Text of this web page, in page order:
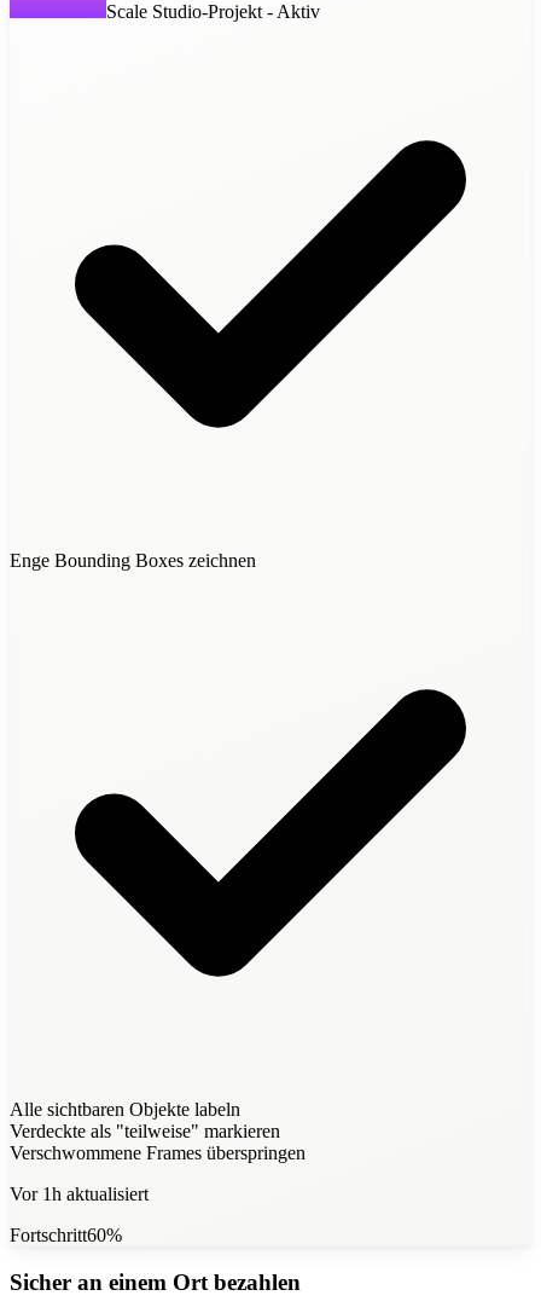
Scale Studio-Projekt - Aktiv
Enge Bounding Boxes zeichnen
Alle sichtbaren Objekte labeln
Verdeckte als "teilweise" markieren
Verschwommene Frames überspringen
Vor 1h aktualisiert
Fortschritt60%
Sicher an einem Ort bezahlen